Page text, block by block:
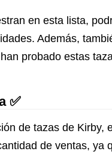
en esta lista,
Además,
probado estas
✅
de tazas de Kirby,
de ventas, ya